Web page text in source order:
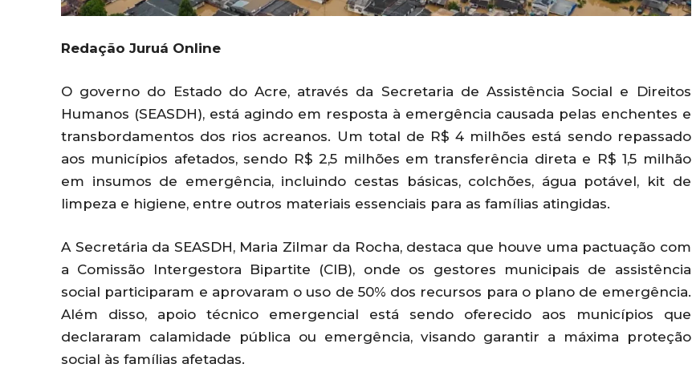
Redação Juruá Online
O governo do Estado do Acre, através da Secretaria de Assistência Social e Direitos
Humanos (SEASDH), está agindo em resposta à emergência causada pelas enchentes e
transbordamentos dos rios acreanos. Um total de R$ 4 milhões está sendo repassado
aos municípios afetados, sendo R$ 2,5 milhões em transferência direta e R$ 1,5 milhão
em insumos de emergência, incluindo cestas básicas, colchões, água potável, kit de
limpeza e higiene, entre outros materiais essenciais para as famílias atingidas.
A Secretária da SEASDH, Maria Zilmar da Rocha, destaca que houve uma pactuação com
a Comissão Intergestora Bipartite (CIB), onde os gestores municipais de assistência
social participaram e aprovaram o uso de 50% dos recursos para o plano de emergência.
Além disso, apoio técnico emergencial está sendo oferecido aos municípios que
declararam calamidade pública ou emergência, visando garantir a máxima proteção
social às famílias afetadas.